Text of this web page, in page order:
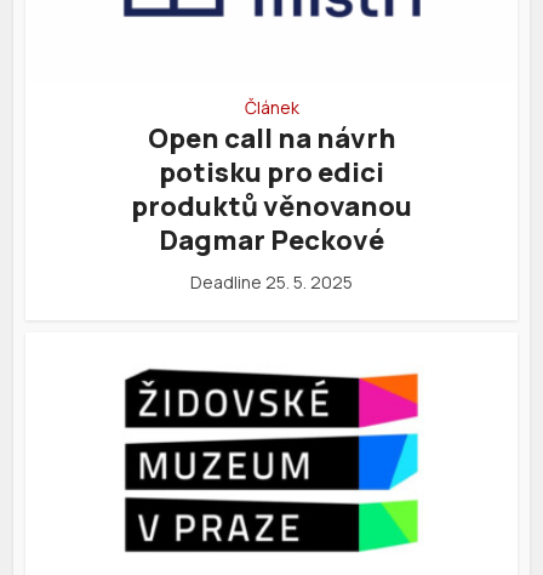
Článek
Open call na návrh
potisku pro edici
produktů věnovanou
Dagmar Peckové
Deadline 25. 5. 2025